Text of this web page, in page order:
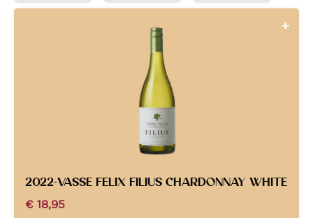
2022-VASSE FELIX FILIUS CHARDONNAY WHITE
€ 18,95